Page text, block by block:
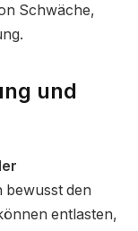
Schwäche,
und
bewusst den
entlasten,